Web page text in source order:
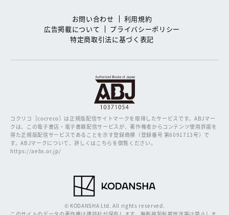
お問い合わせ
利用規約
広告掲載について
プライバシーポリシー
特定商取引法に基づく表記
コクリコ［cocreco］は正規版配信サイトマークを取得したサービスです。ABJマー
クは、この電子書店・電子書籍配信サービスが、著作権者からコンテンツ使用許諾を
得た正規版配信サービスであることを示す登録商標（登録番号 第6091713号）で
す。ABJマークについて、詳しくはこちらを御覧ください。
https://aebs.or.jp/
© KODANSHA Ltd. All rights reserved.